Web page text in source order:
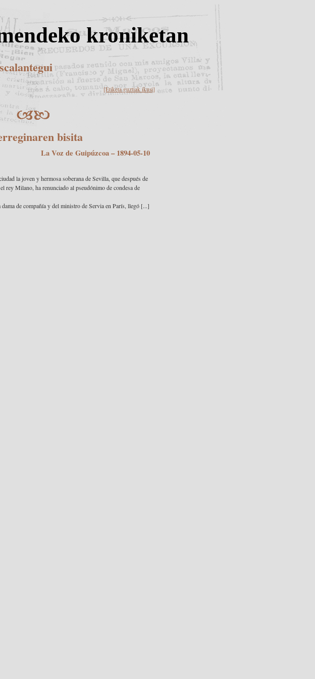
kroniketan
[Etiketa guztiak ikusi]
bisita
La Voz de Guipúzcoa– 1894-05-10
la joven y hermosa soberana de Sevilla, que después de
rey Milano, ha renunciado al pseudónimo de condesa de
dama de compañía y del ministro de Servia en París, llegó [...]